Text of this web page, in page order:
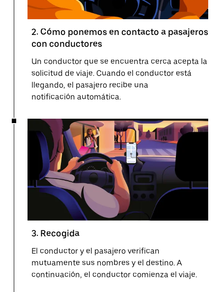
2. Cómo ponemos en contacto a pasajeros
con conductores
Un conductor que se encuentra cerca acepta la
solicitud de viaje. Cuando el conductor está
llegando, el pasajero recibe una
notificación automática.
3. Recogida
El conductor y el pasajero verifican
mutuamente sus nombres y el destino. A
continuación, el conductor comienza el viaje.